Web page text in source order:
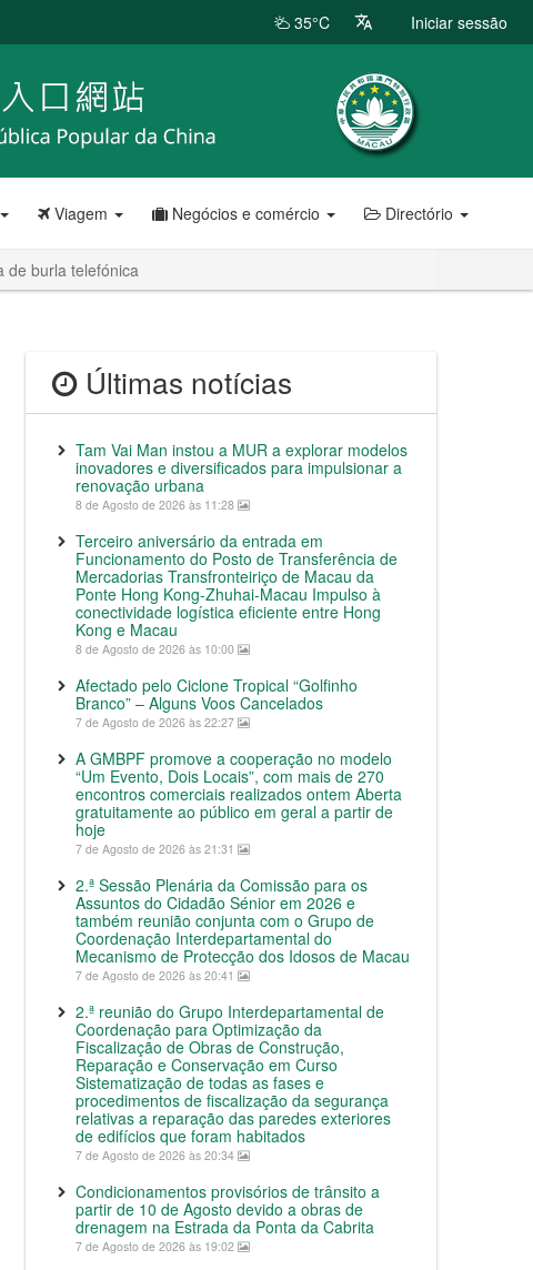
35°C Iniciar sessão
Viagem Negócios e comércio Directório
de burla telefónica
Últimas notícias
Tam Vai Man instou a MUR a explorar modelos
inovadores e diversificados para impulsionar a
renovação urbana
8 de Agosto de 2026 às 11:28
Terceiro aniversário da entrada em
Funcionamento do Posto de Transferência de
Mercadorias Transfronteiriço de Macau da
Ponte Hong Kong-Zhuhai-Macau Impulso à
conectividade logística eficiente entre Hong
Kong e Macau
8 de Agosto de 2026 às 10:00
Afectado pelo Ciclone Tropical “Golfinho
Branco” – Alguns Voos Cancelados
7 de Agosto de 2026 às 22:27
A GMBPF promove a cooperação no modelo
“Um Evento, Dois Locais”, com mais de 270
encontros comerciais realizados ontem Aberta
gratuitamente ao público em geral a partir de
hoje
7 de Agosto de 2026 às 21:31
2.ª Sessão Plenária da Comissão para os
Assuntos do Cidadão Sénior em 2026 e
também reunião conjunta com o Grupo de
Coordenação Interdepartamental do
Mecanismo de Protecção dos Idosos de Macau
7 de Agosto de 2026 às 20:41
2.ª reunião do Grupo Interdepartamental de
Coordenação para Optimização da
Fiscalização de Obras de Construção,
Reparação e Conservação em Curso
Sistematização de todas as fases e
procedimentos de fiscalização da segurança
relativas a reparação das paredes exteriores
de edifícios que foram habitados
7 de Agosto de 2026 às 20:34
Condicionamentos provisórios de trânsito a
partir de 10 de Agosto devido a obras de
drenagem na Estrada da Ponta da Cabrita
7 de Agosto de 2026 às 19:02